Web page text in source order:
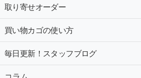
取り寄せオーダー
買い物カゴの使い方
毎日更新！スタッフブログ